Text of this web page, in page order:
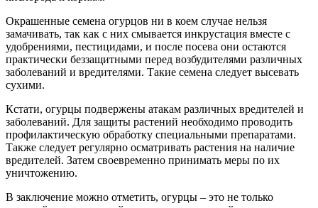
Окрашенные семена огурцов ни в коем случае нельзя
замачивать, так как с них смывается инкрустация вместе с
удобрениями, пестицидами, и после посева они остаются
практически беззащитными перед возбудителями различных
заболеваний и вредителями. Такие семена следует высевать
сухими.
Кстати, огурцы подвержены атакам различных вредителей и
заболеваний. Для защиты растений необходимо проводить
профилактическую обработку специальными препаратами.
Также следует регулярно осматривать растения на наличие
вредителей. Затем своевременно принимать меры по их
уничтожению.
В заключение можно отметить, огурцы – это не только